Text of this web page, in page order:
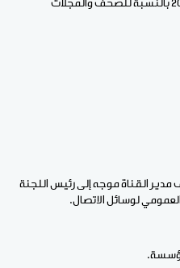
– الأعداد الثلاثة الأخيرة من إصدارات 2025 بالنسبة للصحف والمجلات
القناة موجه إلى رئيس اللجنة
لوسائل الاتصال.